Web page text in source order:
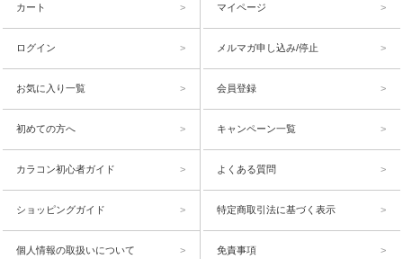
カート マイページ
ログイン メルマガ申し込み/停止
お気に入り一覧 会員登録
初めての方へ キャンペーン一覧
カラコン初心者ガイド よくある質問
ショッピングガイド 特定商取引法に基づく表示
個人情報の取扱いについて 免責事項